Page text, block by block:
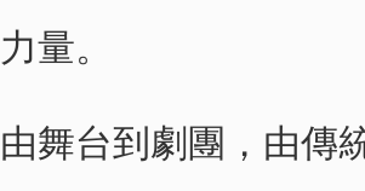
力量。
由舞台到劇團，由傳